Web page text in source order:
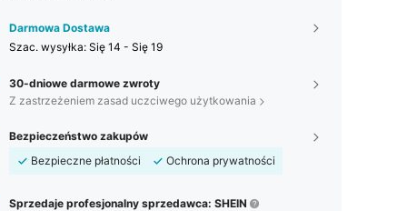
Darmowa Dostawa
Szac. wysyłka: Się 14 - Się 19
30-dniowe darmowe zwroty
Z zastrzeżeniem zasad uczciwego użytkowania
Bezpieczeństwo zakupów
Bezpieczne płatności
Ochrona prywatności
Sprzedaje profesjonalny sprzedawca: SHEIN